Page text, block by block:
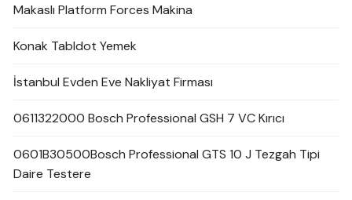
Makaslı Platform Forces Makina
Konak Tabldot Yemek
İstanbul Evden Eve Nakliyat Firması
0611322000 Bosch Professional GSH 7 VC Kırıcı
0601B30500Bosch Professional GTS 10 J Tezgah Tipi
Daire Testere